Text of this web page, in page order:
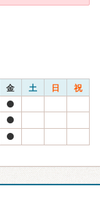
金 土 日 祝